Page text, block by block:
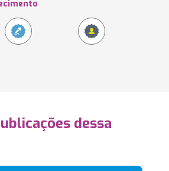
dessa